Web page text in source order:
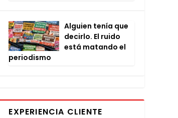
Alguien tenía que
decir­lo. El rui­do
está matan­do el
perio­dis­mo
EXPERIENCIA CLIENTE